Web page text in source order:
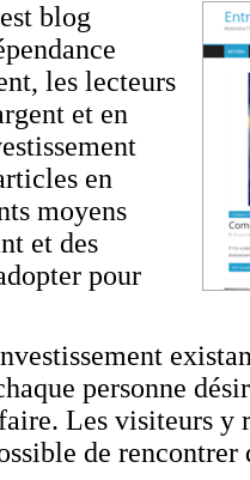
blog
les lecteurs
et en
en
moyens
et des
pour
personne
Les visiteurs y
de